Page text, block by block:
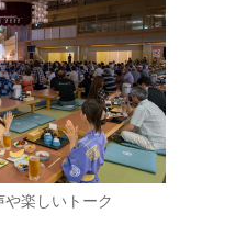
楽しいトーク